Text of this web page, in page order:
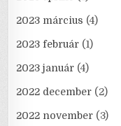
2023 március (4)
2023 február (1)
2023 január (4)
2022 december (2)
2022 november (3)